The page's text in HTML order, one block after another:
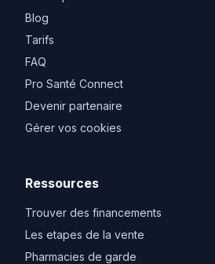
Blog
Tarifs
FAQ
Pro Santé Connect
Devenir partenaire
Gérer vos cookies
Ressources
Trouver des financements
Les etapes de la vente
Pharmacies de garde